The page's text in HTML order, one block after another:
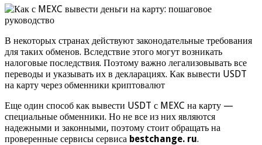
В некоторых странах действуют законодательные требования
для таких обменов. Вследствие этого могут возникать
налоговые последствия. Поэтому важно легализовывать все
переводы и указывать их в декларациях. Как вывести USDT
на карту через обменники криптовалют
Еще один способ как вывести USDT с MEXC на карту —
специальные обменники. Но не все из них являются
надежными и законными, поэтому стоит обращать на
проверенные сервисы сервиса bestchange. ru.